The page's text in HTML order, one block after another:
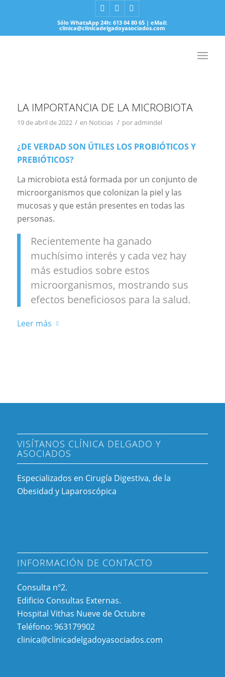
Sólo WhatsApp 24h: 613 04 80 65 | eMail:
clinica@clinicadelgadoyasociados.com
LA IMPORTANCIA DE LA MICROBIOTA
19 de abril de 2022 / en Noticias / poradmindel
¿DE VERDAD SON ÚTILES LOS PROBIÓTICOS Y
PREBIÓTICOS?
La microbiota está formada por un conjunto de
microorganismos que colonizan la piel y las
mucosas y que están presentes en todas las
personas.
Recientemente ha ganado
muchísimo interés y cada vez hay
más estudios sobre estos
microorganismos, mostrando sus
efectos beneficiosos para la salud.
Leer más
VISÍTANOS CLÍNICA DELGADO Y
ASOCIADOS
Especializados en Cirugía Digestiva, de la
Obesidad y Laparoscópica
INFORMACIÓN DE CONTACTO
Consulta nº2.
Edificio Consultas Externas.
Hospital Vithas Nueve de Octubre
Teléfono: 963179902
clinica@clinicadelgadoyasociados.com